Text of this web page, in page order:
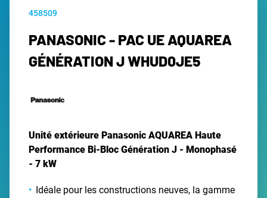
458509
PANASONIC - PAC UE AQUAREA
GÉNÉRATION J WHUD0JE5
Unité extérieure Panasonic AQUAREA Haute
Performance Bi-Bloc Génération J - Monophasé
- 7 kW
Idéale pour les constructions neuves, la gamme